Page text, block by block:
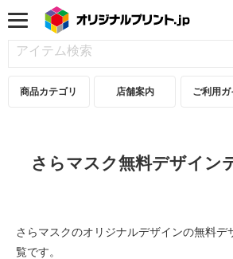
商品カテゴリ 店舗案内 ご利用ガ
さらマスク無料デザイン
さらマスクのオリジナルデザインの無料デ
覧です。